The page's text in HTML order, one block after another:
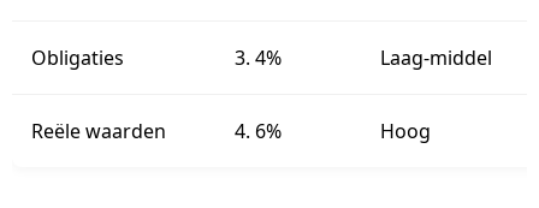
Obligaties 3. 4% Laag-middel
Reële waarden 4. 6% Hoog